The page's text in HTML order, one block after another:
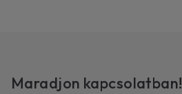
Maradjon kapcsolatban!